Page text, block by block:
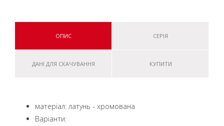
ОПИС СЕРІЯ
ДАНІ ДЛЯ СКАЧУВАННЯ КУПИТИ
матеріал: латунь - хромована
Варіанти: